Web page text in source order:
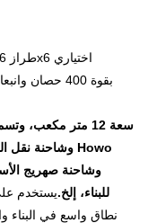
هيكل الشاحنة: هيكل سينوتروك هاوو NX 6x4، طراز 6x6 اختياري
HOWO 6x4، وشاحنة خلط الأسمنت Howo للبناء، إلخ.يستخدم
نطاق واسع في البناء